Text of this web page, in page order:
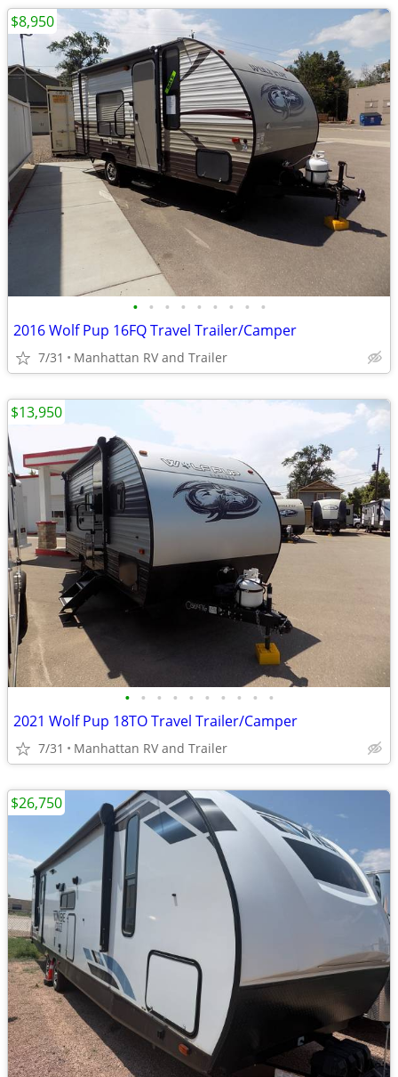
• • • • • • • • •
2016 Wolf Pup 16FQ Travel Trailer/Camper
7/31 Manhattan RV and Trailer
$8,950
• • • • • • • • • •
2021 Wolf Pup 18TO Travel Trailer/Camper
7/31 Manhattan RV and Trailer
$13,950
$26,750